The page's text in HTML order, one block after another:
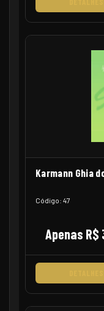
Karmann Ghia
Código: 47
Apenas R$